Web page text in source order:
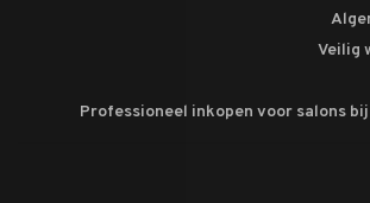
Veilig
Professioneel inkopen voor salons